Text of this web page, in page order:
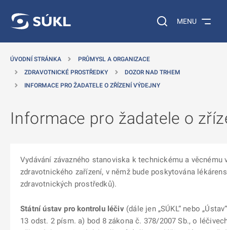
Vyhledávání na
MENU
ÚVODNÍ STRÁNKA
PRŮMYSL A ORGANIZACE
ZDRAVOTNICKÉ PROSTŘEDKY
DOZOR NAD TRHEM
INFORMACE PRO ŽADATELE O ZŘÍZENÍ VÝDEJNY
Informace pro žadatele o
Vydávání závazného stanoviska k technickému a věcnému
zdravotnického zařízení, v němž bude poskytována
zdravotnických prostředků).
Státní ústav pro kontrolu léčiv(dále jen „SÚKL“ nebo
13 odst. 2 písm. a) bod 8 zákona č. 378/2007 Sb., o